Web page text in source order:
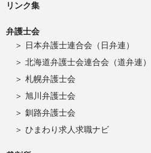
リンク集
弁護士会
日本弁護士連合会（日弁連）
北海道弁護士会連合会（道弁連）
札幌弁護士会
旭川弁護士会
釧路弁護士会
ひまわり求人求職ナビ